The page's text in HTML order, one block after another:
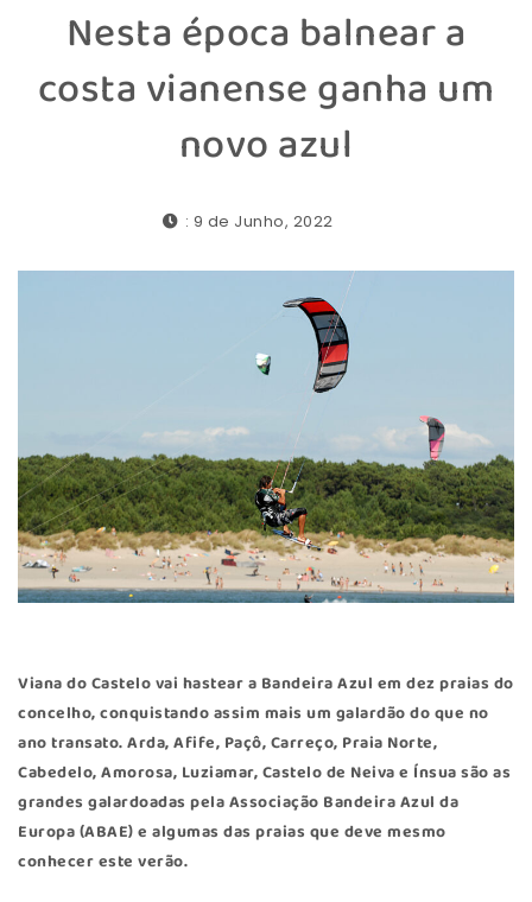
Nesta época balnear a
costa vianense ganha um
novo azul
: 9 de Junho, 2022
Viana do Castelo vai hastear a Bandeira Azul em dez praias do
concelho, conquistando assim mais um galardão do que no
ano transato. Arda, Afife, Paçô, Carreço, Praia Norte,
Cabedelo, Amorosa, Luziamar, Castelo de Neiva e Ínsua são as
grandes galardoadas pela Associação Bandeira Azul da
Europa (ABAE) e algumas das praias que deve mesmo
conhecer este verão.